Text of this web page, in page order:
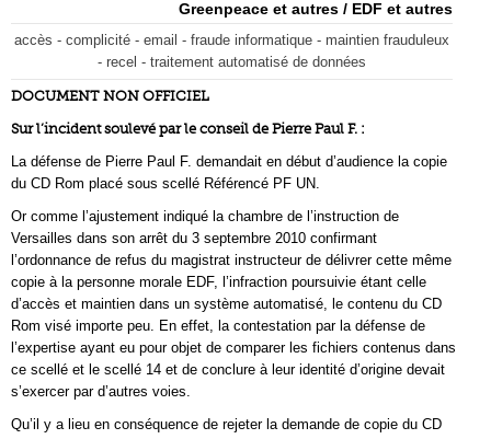
Greenpeace et autres / EDF et autres
accès - complicité - email - fraude informatique - maintien frauduleux
- recel - traitement automatisé de données
DOCUMENT NON OFFICIEL
Sur l’incident soulevé par le conseil de Pierre Paul F. :
La défense de Pierre Paul F. demandait en début d’audience la copie
du CD Rom placé sous scellé Référencé PF UN.
Or comme l’ajustement indiqué la chambre de l’instruction de
Versailles dans son arrêt du 3 septembre 2010 confirmant
l’ordonnance de refus du magistrat instructeur de délivrer cette même
copie à la personne morale EDF, l’infraction poursuivie étant celle
d’accès et maintien dans un système automatisé, le contenu du CD
Rom visé importe peu. En effet, la contestation par la défense de
l’expertise ayant eu pour objet de comparer les fichiers contenus dans
ce scellé et le scellé 14 et de conclure à leur identité d’origine devait
s’exercer par d’autres voies.
Qu’il y a lieu en conséquence de rejeter la demande de copie du CD